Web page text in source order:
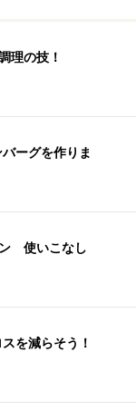
理の技！
ーグを作りま
ン 使いこなし
を減らそう！